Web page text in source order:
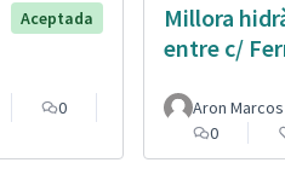
Aceptada
0
Millora
entre c/
Aron
0